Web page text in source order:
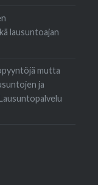
lausuntoajan
mutta
ja